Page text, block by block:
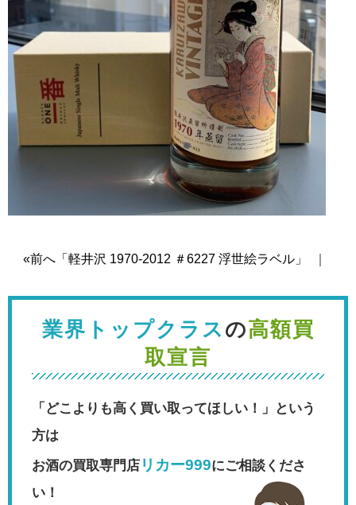
«前へ「軽井沢 1970-2012 ＃6227 浮世絵ラベル」
業界トップクラス の高額買
取宣言
「どこよりも高く買い取ってほしい！」という
方は
お酒の買取専門店 リカー999にご相談くださ
い！